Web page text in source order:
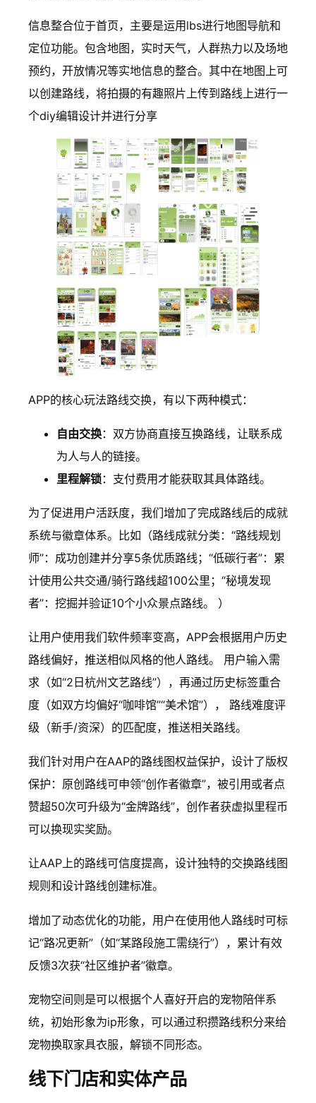
信息整合位于首页，主要是运用lbs进行地图导航和
定位功能。包含地图，实时天气，人群热力以及场地
预约，开放情况等实地信息的整合。其中在地图上可
以创建路线，将拍摄的有趣照片上传到路线上进行一
个diy编辑设计并进行分享
APP的核心玩法路线交换，有以下两种模式：
自由交换：双方协商直接互换路线，让联系成
为人与人的链接。
里程解锁：支付费用才能获取其具体路线。
为了促进用户活跃度，我们增加了完成路线后的成就
系统与徽章体系。比如（路线成就分类：“路线规划
师”：成功创建并分享5条优质路线；“低碳行者”：累
计使用公共交通/骑行路线超100公里；“秘境发现
者”：挖掘并验证10个小众景点路线。 ）
让用户使用我们软件频率变高，APP会根据用户历史
路线偏好，推送相似风格的他人路线。 用户输入需
求（如“2日杭州文艺路线”），再通过历史标签重合
度（如双方均偏好“咖啡馆”“美术馆”）， 路线难度评
级（新手/资深）的匹配度，推送相关路线。
我们针对用户在AAP的路线图权益保护，设计了版权
保护：原创路线可申领“创作者徽章”，被引用或者点
赞超50次可升级为“金牌路线”，创作者获虚拟里程币
可以换现实奖励。
让AAP上的路线可信度提高，设计独特的交换路线图
规则和设计路线创建标准。
增加了动态优化的功能，用户在使用他人路线时可标
记“路况更新”（如“某路段施工需绕行”），累计有效
反馈3次获“社区维护者”徽章。
宠物空间则是可以根据个人喜好开启的宠物陪伴系
统，初始形象为ip形象，可以通过积攒路线积分来给
宠物换取家具衣服，解锁不同形态。
线下门店和实体产品